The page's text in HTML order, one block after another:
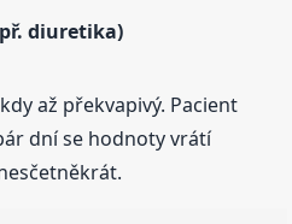
diuretika)
až překvapivý. Pacient
dní se hodnoty vrátí